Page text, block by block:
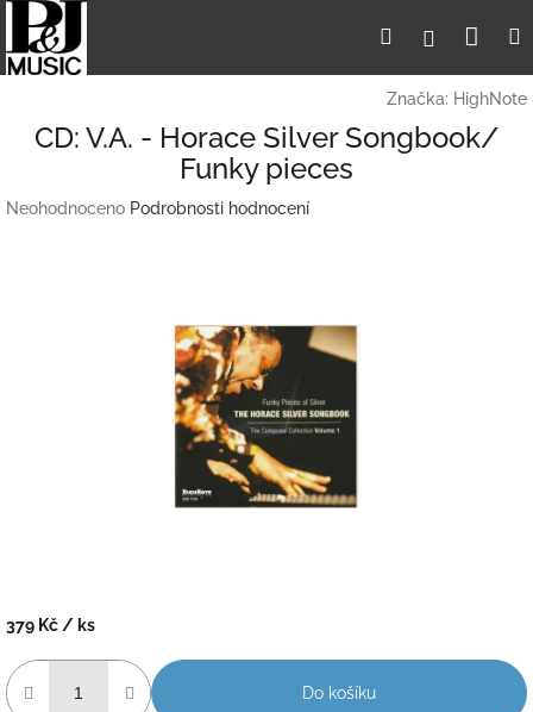
obsah
HledatPřihlášení
Značka: HighNote
CD: V.A. - Horace Silver Songbook/
Funky pieces
Průměrné
Neohodnoceno Podrobnosti hodnocení
379 Kč / ks
cena:
Do košíku